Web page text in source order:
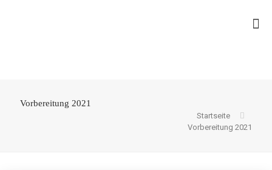
Vorbereitung 2021
Startseite
Vorbereitung 2021